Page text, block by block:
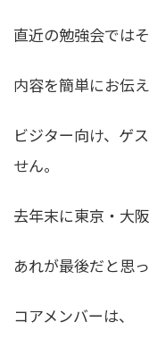
直近の勉強会ではそ
内容を簡単にお伝え
ビジター向け、ゲ
せん。
去年末に東京・大
あれが最後だと思
コアメンバーは、